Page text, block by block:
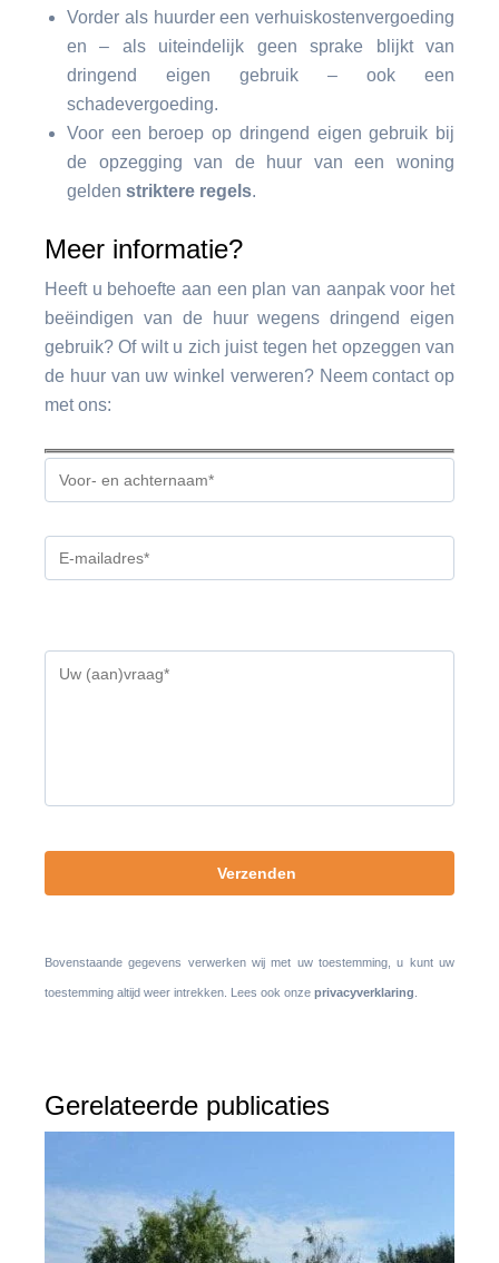
Vorder als huurder een verhuiskostenvergoeding
en – als uiteindelijk geen sprake blijkt van
dringend eigen gebruik – ook een
schadevergoeding.
Voor een beroep op dringend eigen gebruik bij
de opzegging van de huur van een woning
gelden striktere regels.
Meer informatie?
Heeft u behoefte aan een plan van aanpak voor het
beëindigen van de huur wegens dringend eigen
gebruik? Of wilt u zich juist tegen het opzeggen van
de huur van uw winkel verweren? Neem contact op
met ons:
dit
veld
Bovenstaande gegevens verwerken wij met uw toestemming, u kunt uw
toestemming altijd weer intrekken. Lees ook onze privacyverklaring
Gerelateerde publicaties